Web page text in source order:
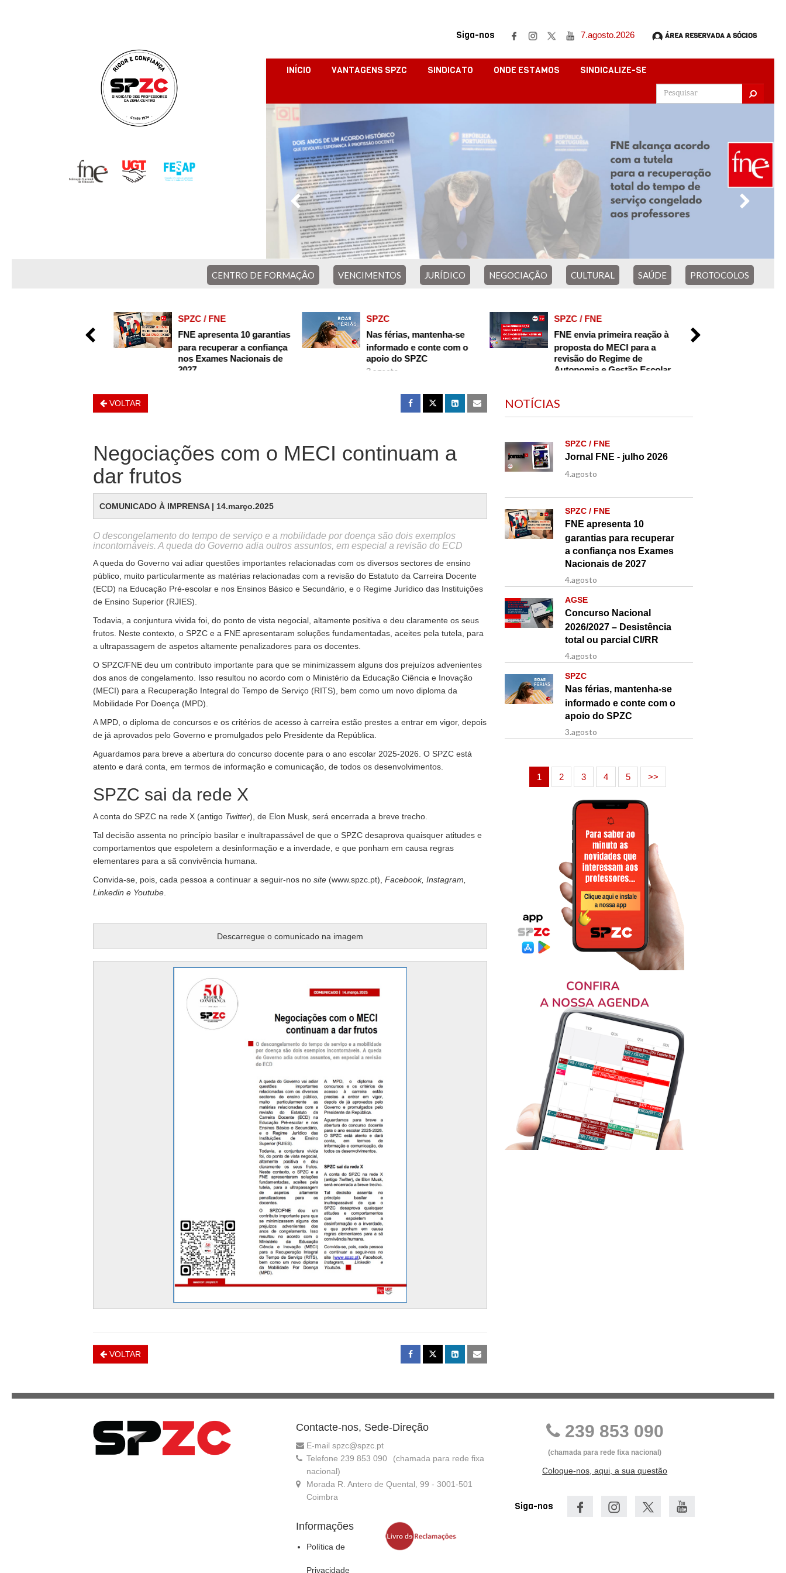
Siga-nos 7.agosto.2026 ÁREA RESERVADA A SÓCIOS
INÍCIO VANTAGENS SPZC SINDICATO ONDE ESTAMOS SINDICALIZE-SE
CENTRO DE FORMAÇÃO VENCIMENTOS JURÍDICO NEGOCIAÇÃO CULTURAL SAÚDE PROTOCOLOS
SPZC / FNE
FNE apresenta 10 garantias
para recuperar a confiança
nos Exames Nacionais de
2027
SPZC
Nas férias, mantenha-se
informado e conte com o
apoio do SPZC
3.agosto
SPZC / FNE
FNE envia primeira reação à
proposta do MECI para a
revisão do Regime de
Autonomia e Gestão Escolar
VOLTAR
Negociações com o MECI continuam a
dar frutos
COMUNICADO À IMPRENSA | 14.março.2025
O descongelamento do tempo de serviço e a mobilidade por doença são dois exemplos
incontornáveis. A queda do Governo adia outros assuntos, em especial a revisão do ECD
A queda do Governo vai adiar questões importantes relacionadas com os diversos sectores de ensino
público, muito particularmente as matérias relacionadas com a revisão do Estatuto da Carreira Docente
(ECD) na Educação Pré-escolar e nos Ensinos Básico e Secundário, e o Regime Jurídico das Instituições
de Ensino Superior (RJIES).
Todavia, a conjuntura vivida foi, do ponto de vista negocial, altamente positiva e deu claramente os seus
frutos. Neste contexto, o SPZC e a FNE apresentaram soluções fundamentadas, aceites pela tutela, para
a ultrapassagem de aspetos altamente penalizadores para os docentes.
O SPZC/FNE deu um contributo importante para que se minimizassem alguns dos prejuízos advenientes
dos anos de congelamento. Isso resultou no acordo com o Ministério da Educação Ciência e Inovação
(MECI) para a Recuperação Integral do Tempo de Serviço (RITS), bem como um novo diploma da
Mobilidade Por Doença (MPD).
A MPD, o diploma de concursos e os critérios de acesso à carreira estão prestes a entrar em vigor, depois
de já aprovados pelo Governo e promulgados pelo Presidente da República.
Aguardamos para breve a abertura do concurso docente para o ano escolar 2025-2026. O SPZC está
atento e dará conta, em termos de informação e comunicação, de todos os desenvolvimentos.
SPZC sai da rede X
A conta do SPZC na rede X (antigo Twitter), de Elon Musk, será encerrada a breve trecho.
Tal decisão assenta no princípio basilar e inultrapassável de que o SPZC desaprova quaisquer atitudes e
comportamentos que espoletem a desinformação e a inverdade, e que ponham em causa regras
elementares para a sã convivência humana.
Convida-se, pois, cada pessoa a continuar a seguir-nos no site(www.spzc.pt), Facebook, Instagram,
Linkedin e Youtube.
Descarregue o comunicado na imagem
VOLTAR
NOTÍCIAS
SPZC / FNE
Jornal FNE - julho 2026
4.agosto
SPZC / FNE
FNE apresenta 10
garantias para recuperar
a confiança nos Exames
Nacionais de 2027
4.agosto
AGSE
Concurso Nacional
2026/2027 – Desistência
total ou parcial CI/RR
4.agosto
SPZC
Nas férias, mantenha-se
informado e conte com o
apoio do SPZC
3.agosto
1 2 3 4 5 >>
Contacte-nos, Sede-Direção
E-mail spzc@spzc.pt
Telefone 239 853 090
(chamada para rede fixa
nacional)
Morada R. Antero de Quental, 99 - 3001-501
Coimbra
Informações
Política de
Privacidade
239 853 090
(chamada para rede fixa nacional)
Coloque-nos, aqui, a sua questão
Siga-nos